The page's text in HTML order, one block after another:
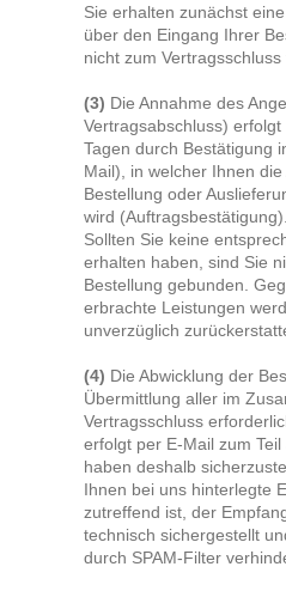
Sie erhalten zunächst
über den Eingang Ihrer
nicht zum Vertragsschluss
(3) Die Annahme des
Vertragsabschluss)
Tagen durch Bestätigung
Mail), in welcher Ihnen
Bestellung oder
wird (Auftragsbestätigung).
Sollten Sie keine
erhalten haben, sind Sie
Bestellung gebunden.
erbrachte Leistungen
unverzüglich
(4) Die Abwicklung der
Übermittlung aller im
Vertragsschluss
erfolgt per E-Mail zum
haben deshalb
Ihnen bei uns hinterlegte
zutreffend ist, der
technisch sichergestellt
durch SPAM-Filter